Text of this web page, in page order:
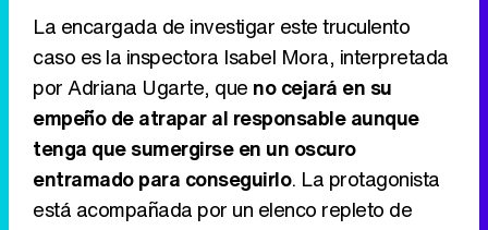
La encargada de investigar este truculento
caso es la inspectora Isabel Mora, interpretada
por Adriana Ugarte, que no cejará en su
empeño de atrapar al responsable aunque
tenga que sumergirse en un oscuro
entramado para conseguirlo. La protagonista
está acompañada por un elenco repleto de